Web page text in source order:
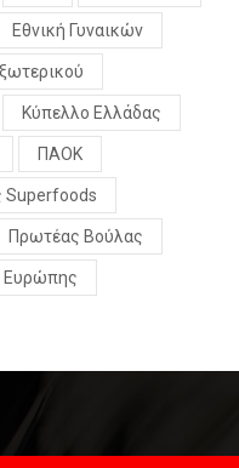
Εθνική Γυναικών
Κύπελλο Ελλάδας
ΠΑΟΚ
Superfoods
Πρωτέας Βούλας
Ευρώπης